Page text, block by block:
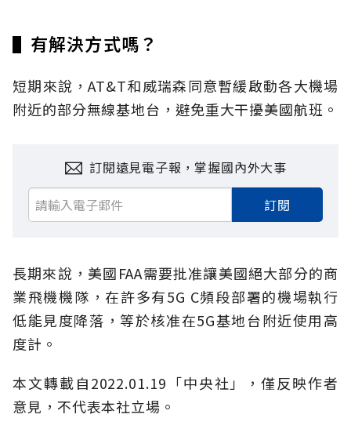
▌有解決方式嗎？
短期來說，AT&T和威瑞森同意暫緩啟動各大機場
附近的部分無線基地台，避免重大干擾美國航班。
訂閱遠見電子報，掌握國內外大事
訂閱
長期來說，美國FAA需要批准讓美國絕大部分的商
業飛機機隊，在許多有5G C頻段部署的機場執行
低能見度降落，等於核准在5G基地台附近使用高
度計。
本文轉載自2022.01.19「中央社」，僅反映作者
意見，不代表本社立場。